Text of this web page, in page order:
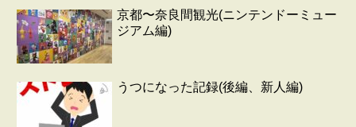
京都〜奈良間観光(ニンテンドーミュー
ジアム編)
うつになった記録(後編、新人編)